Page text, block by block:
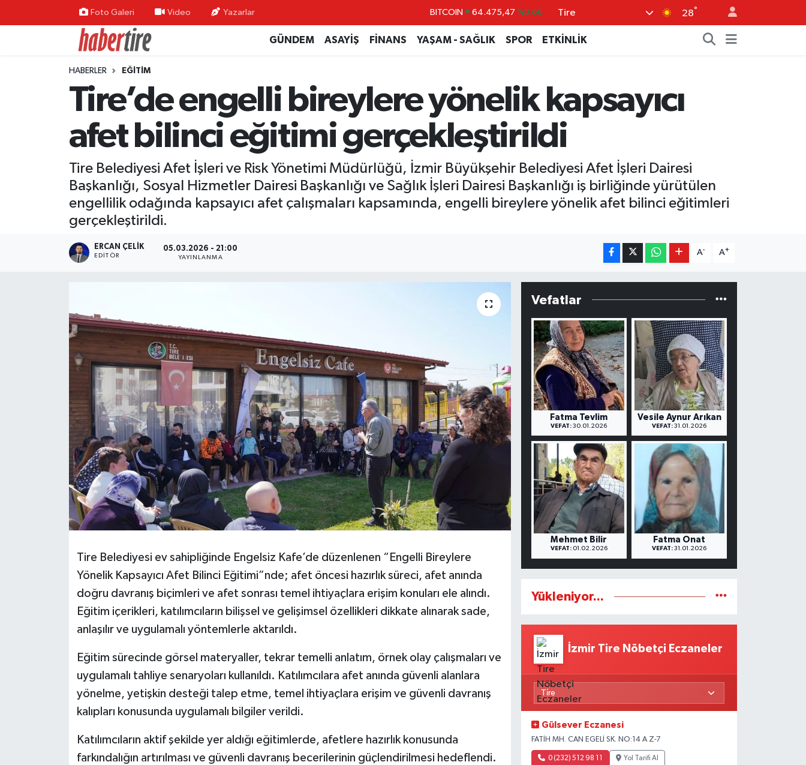
Foto Galeri Video Yazarlar DOLAR 47,5971 %0.05
EURO 55,1336 %0.18
BİST100 13.703 %0
BITCOIN 64.475,47 %0.66
Tire 28°
GÜNDEM ASAYİŞ FİNANS YAŞAM - SAĞLIK SPOR ETKİNLİK
HABERLER EĞİTİM
Tire’de engelli bireylere yönelik kapsayıcı
afet bilinci eğitimi gerçekleştirildi
Tire Belediyesi Afet İşleri ve Risk Yönetimi Müdürlüğü, İzmir Büyükşehir Belediyesi Afet İşleri Dairesi
Başkanlığı, Sosyal Hizmetler Dairesi Başkanlığı ve Sağlık İşleri Dairesi Başkanlığı iş birliğinde yürütülen
engellilik odağında kapsayıcı afet çalışmaları kapsamında, engelli bireylere yönelik afet bilinci eğitimleri
gerçekleştirildi.
ERCAN ÇELIK
EDITÖR
05.03.2026 - 21:00
YAYINLANMA
A- A+
Tire Belediyesi ev sahipliğinde Engelsiz Kafe’de düzenlenen “Engelli Bireylere
Yönelik Kapsayıcı Afet Bilinci Eğitimi”nde; afet öncesi hazırlık süreci, afet anında
doğru davranış biçimleri ve afet sonrası temel ihtiyaçlara erişim konuları ele alındı.
Eğitim içerikleri, katılımcıların bilişsel ve gelişimsel özellikleri dikkate alınarak sade,
anlaşılır ve uygulamalı yöntemlerle aktarıldı.
Eğitim sürecinde görsel materyaller, tekrar temelli anlatım, örnek olay çalışmaları ve
uygulamalı tahliye senaryoları kullanıldı. Katılımcılara afet anında güvenli alanlara
yönelme, yetişkin desteği talep etme, temel ihtiyaçlara erişim ve güvenli davranış
kalıpları konusunda uygulamalı bilgiler verildi.
Katılımcıların aktif şekilde yer aldığı eğitimlerde, afetlere hazırlık konusunda
farkındalığın artırılması ve güvenli davranış becerilerinin güçlendirilmesi hedeflendi.
Vefatlar
Fatma Tevlim
VEFAT: 30.01.2026
Vesile Aynur Arıkan
VEFAT: 31.01.2026
Mehmet Bilir
VEFAT:01.02.2026
Fatma Onat
VEFAT: 31.01.2026
Yükleniyor...
İzmir Tire Nöbetçi Eczaneler
Gülsever Eczanesi
FATİH MH. CAN EGELİ SK. NO:14 A Z-7
0 (232) 512 98 11 Yol Tarifi Al
Tire Nöbetçi Eczaneler
Tire Hava Durumu
Tire Trafik Yoğunluk Haritası
Süper Lig Puan Durumu ve Fikstür
Tüm Manşetler
Son Dakika Haberleri
Haber Arşivi